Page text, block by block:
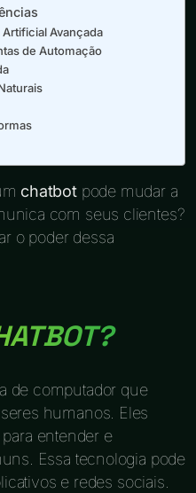
Avançada
de Automação
chatbotpode mudar a
com seus clientes?
o poder dessa
de computador que
humanos. Eles
entender e
Essa tecnologia pode
e redes sociais.